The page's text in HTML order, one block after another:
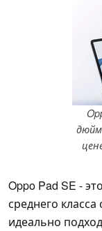
Oppo Pad SE -
среднего
идеально